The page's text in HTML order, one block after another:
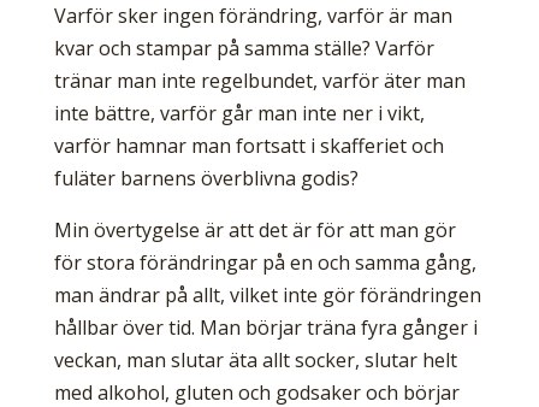
Varför sker ingen förändring, varför är man
kvar och stampar på samma ställe? Varför
tränar man inte regelbundet, varför äter man
inte bättre, varför går man inte ner i vikt,
varför hamnar man fortsatt i skafferiet och
fuläter barnens överblivna godis?
Min övertygelse är att det är för att man gör
för stora förändringar på en och samma gång,
man ändrar på allt, vilket inte gör förändringen
hållbar över tid. Man börjar träna fyra gånger i
veckan, man slutar äta allt socker, slutar helt
med alkohol, gluten och godsaker och börjar